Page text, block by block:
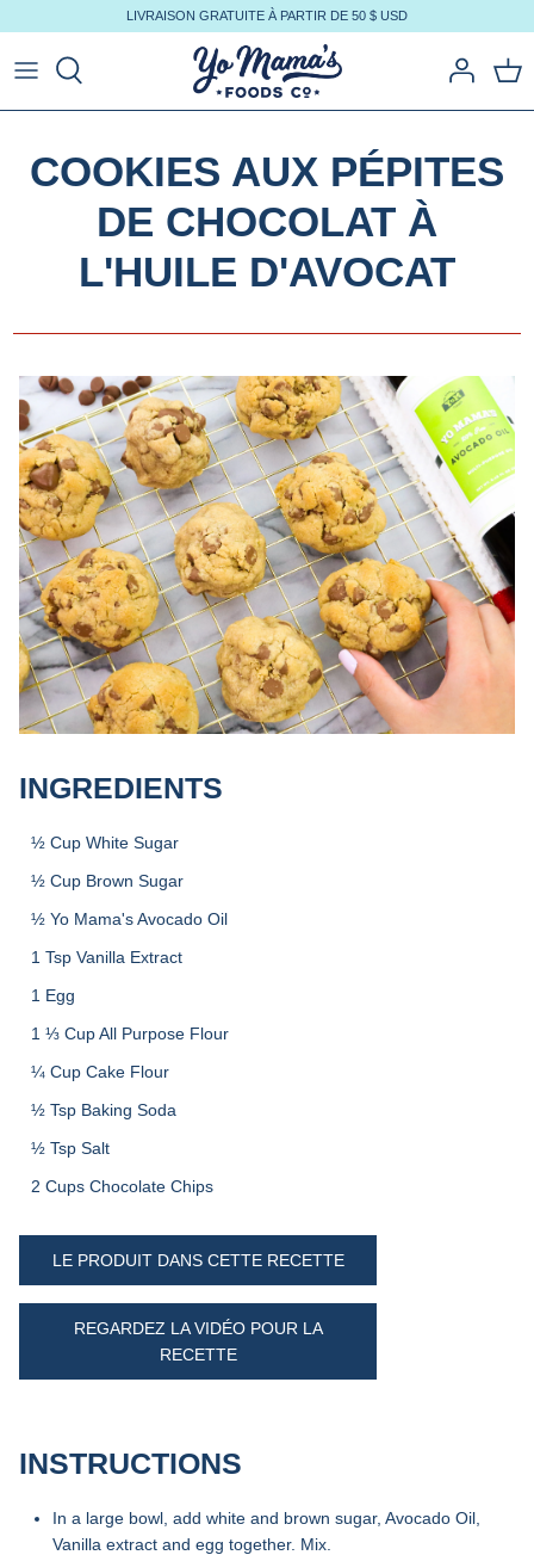
au
contenu
LIVRAISON GRATUITE À PARTIR DE 50 $ USD
COOKIES AUX PÉPITES
DE CHOCOLAT À
L'HUILE D'AVOCAT
INGREDIENTS
½ Cup White Sugar
½ Cup Brown Sugar
½ Yo Mama's Avocado Oil
1 Tsp Vanilla Extract
1 Egg
1 ⅓ Cup All Purpose Flour
¼ Cup Cake Flour
½ Tsp Baking Soda
½ Tsp Salt
2 Cups Chocolate Chips
LE PRODUIT DANS CETTE RECETTE
REGARDEZ LA VIDÉO POUR LA
RECETTE
INSTRUCTIONS
In a large bowl, add white and brown sugar, Avocado Oil,
Vanilla extract and egg together. Mix.